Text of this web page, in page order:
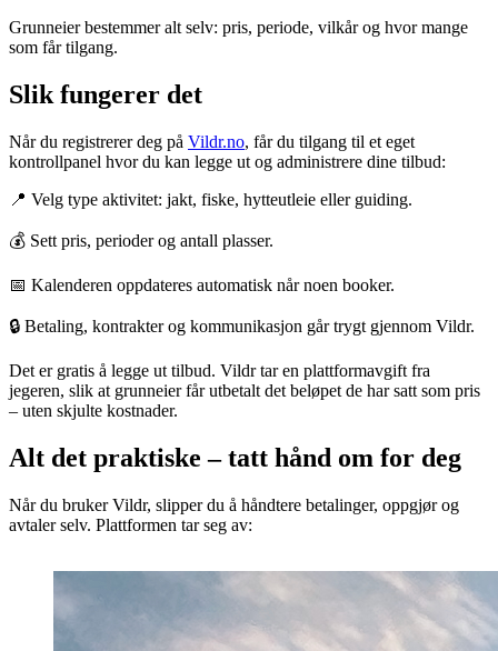
Grunneier bestemmer alt selv: pris, periode, vilkår og hvor mange
som får tilgang.
Slik fungerer det
Når du registrerer deg på Vildr.no, får du tilgang til et eget
kontrollpanel hvor du kan legge ut og administrere dine tilbud:
📍 Velg type aktivitet: jakt, fiske, hytteutleie eller guiding.
💰 Sett pris, perioder og antall plasser.
📅 Kalenderen oppdateres automatisk når noen booker.
🔒 Betaling, kontrakter og kommunikasjon går trygt gjennom Vildr.
Det er gratis å legge ut tilbud. Vildr tar en plattformavgift fra
jegeren, slik at grunneier får utbetalt det beløpet de har satt som pris
– uten skjulte kostnader.
Alt det praktiske – tatt hånd om for deg
Når du bruker Vildr, slipper du å håndtere betalinger, oppgjør og
avtaler selv. Plattformen tar seg av: